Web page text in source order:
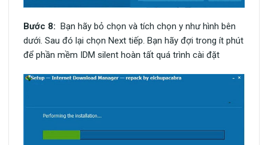
Bước 8: Bạn hãy bỏ chọn và tích chọn y như hình bên
dưới. Sau đó lại chọn Next tiếp. Bạn hãy đợi trong ít phút
để phần mềm IDM silent hoàn tất quá trình cài đặt